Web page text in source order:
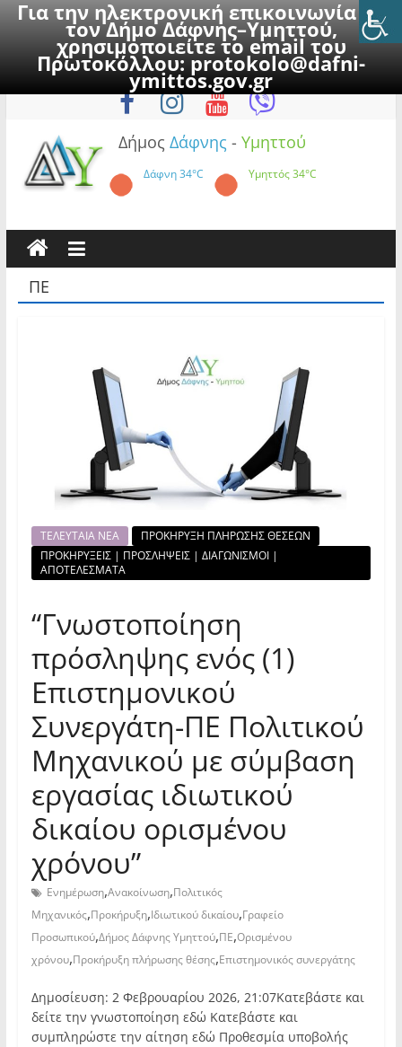
Για την ηλεκτρονική επικοινωνία με
τον Δήμο Δάφνης–Υμηττού,
χρησιμοποιείτε το email του
Πρωτοκόλλου:protokolo@dafni-
ymittos.gov.gr
to
Πέμπτη, 6 Αυγούστου 2026
Δήμος Δάφνης - Υμηττού
Δάφνη34°C Υμηττός34°C
ΠΕ
ΤΕΛΕΥΤΑΙΑ ΝΕΑ
ΠΡΟΚΗΡΥΞΗ ΠΛΗΡΩΣΗΣ ΘΕΣΕΩΝ
ΠΡΟΚΗΡΥΞΕΙΣ | ΠΡΟΣΛΗΨΕΙΣ | ΔΙΑΓΩΝΙΣΜΟΙ |
ΑΠΟΤΕΛΕΣΜΑΤΑ
“Γνωστοποίηση
πρόσληψης ενός (1)
Επιστημονικού
Συνεργάτη-ΠΕ Πολιτικού
Μηχανικού με σύμβαση
εργασίας ιδιωτικού
δικαίου ορισμένου
χρόνου”
Ενημέρωση,Ανακοίνωση,Πολιτικός
Μηχανικός,Προκήρυξη,Ιδιωτικού δικαίου,Γραφείο
Προσωπικού,Δήμος Δάφνης Υμηττού,ΠΕ,Ορισμένου
χρόνου,Προκήρυξη πλήρωσης θέσης,Επιστημονικός συνεργάτης
Δημοσίευση: 2 Φεβρουαρίου 2026, 21:07Κατεβάστε και
δείτε την γνωστοποίηση εδώ Κατεβάστε και
συμπληρώστε την αίτηση εδώ Προθεσμία υποβολής